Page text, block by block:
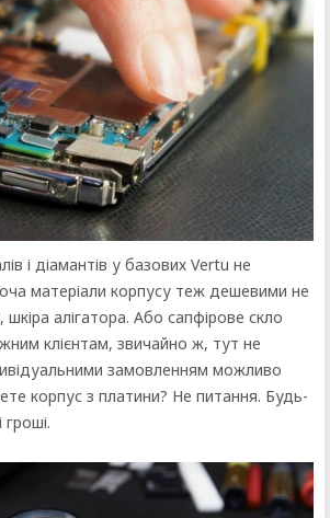
і діамантів у базових Vertu не
матеріали корпусу теж дешевими не
алігатора. Або сапфірове скло
клієнтам, звичайно ж, тут не
замовленням можливо
корпус з платини? Не питання. Будь-